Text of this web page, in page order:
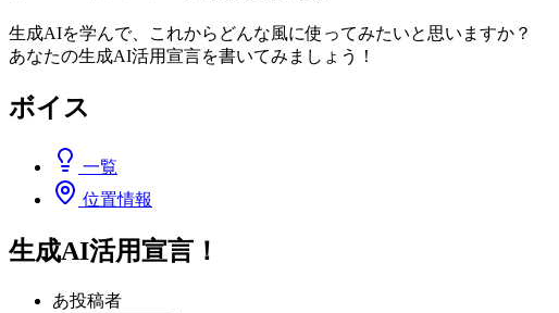
生成AIを学んで、これからどんな風に使ってみたいと思いますか？
あなたの生成AI活用宣言を書いてみましょう！
ボイス
一覧
位置情報
生成AI活用宣言！
あ投稿者